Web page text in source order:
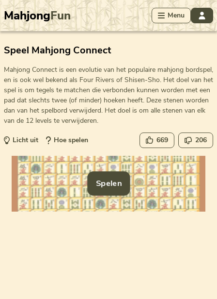
MahjongFun Menu
Speel Mahjong Connect
Mahjong Connect is een evolutie van het populaire mahjong bordspel,
en is ook wel bekend als Four Rivers of Shisen-Sho. Het doel van het
spel is om tegels te matchen die verbonden kunnen worden met een
pad dat slechts twee (of minder) hoeken heeft. Deze stenen worden
dan van het spelbord verwijderd. Het doel is om alle stenen van elk
van de 12 levels te verwijderen.
Licht uit Hoe spelen 669 206
Spelen